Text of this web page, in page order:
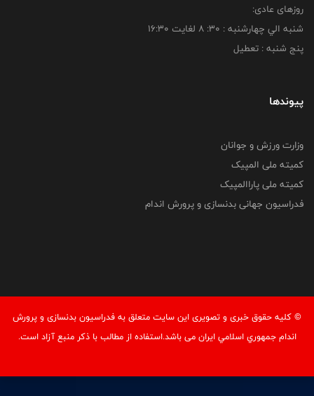
روزهای عادی:
شنبه الي چهارشنبه : 30: 8 لغايت 16:30
پنج شنبه : تعطیل
پیوندها
وزارت ورزش و جوانان
کمیته ملی المپیک
کمیته ملی پاراالمپیک
فدراسیون جهانی بدنسازی و پرورش اندام
© کليه حقوق خبری و تصويری اين سايت متعلق به فدراسيون بدنسازی و پرورش
اندام جمهوري اسلامي ايران می باشد.استفاده از مطالب با ذكر منبع آزاد است.